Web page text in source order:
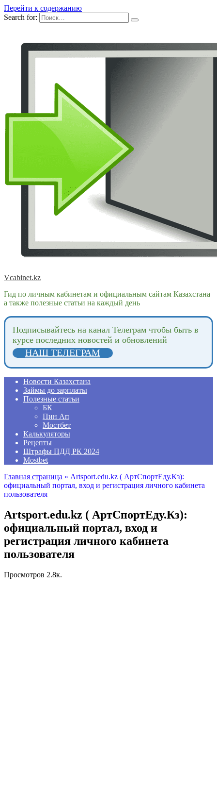
Перейти к содержанию
Search for:
Vcabinet.kz
Гид по личным кабинетам и официальным сайтам Казахстана
а также полезные статьи на каждый день
Подпиcывайтесь на канал Телеграм чтобы быть в
курсе последних новостей и обновлений
НАШ ТЕЛЕГРАМ
Новости Казахстана
Займы до зарплаты
Полезные статьи
БК
Пин Ап
Мостбет
Калькуляторы
Рецепты
Штрафы ПДД РК 2024
Mostbet
Главная страница » Artsport.edu.kz ( АртСпортЕду.Кз):
официальный портал, вход и регистрация личного кабинета
пользователя
Artsport.edu.kz ( АртСпортЕду.Кз):
официальный портал, вход и
регистрация личного кабинета
пользователя
Просмотров 2.8к.